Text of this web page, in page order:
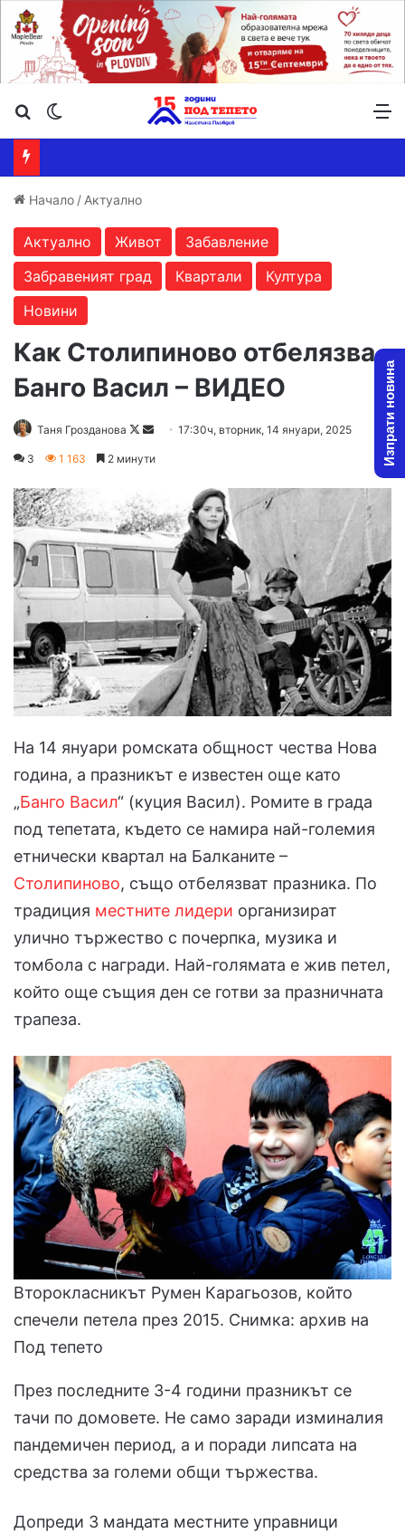
Търсене ...
Начало / Актуално
Актуално Живот
Забавление
Забравеният град
Квартали
Култура
Новини
Как Столипиново отбелязва
Банго Васил – ВИДЕО
Таня Грозданова
Follow
Send17:30ч, вторник, 14 януари, 2025
3 1 163 2 минути
На 14 януари ромската общност чества Нова
година, а празникът е известен още като
„Банго Васил“ (куция Васил). Ромите в града
под тепетата, където се намира най-големия
етнически квартал на Балканите –
Столипиново, също отбелязват празника. По
традиция местните лидери организират
улично тържество с почерпка, музика и
томбола с награди. Най-голямата е жив петел,
който още същия ден се готви за празничната
трапеза.
Второкласникът Румен Карагьозов, който
спечели петела през 2015. Снимка: архив на
Под тепето
През последните 3-4 години празникът се
тачи по домовете. Не само заради изминалия
пандемичен период, а и поради липсата на
средства за големи общи тържества.
Допреди 3 мандата местните управници
Изпрати новина